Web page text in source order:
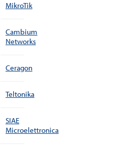
MikroTik
Cambium
Networks
Ceragon
Teltonika
SIAE
Microelettronica